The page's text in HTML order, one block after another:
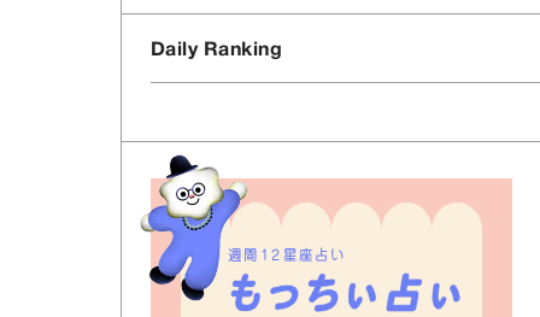
Daily Ranking
週間12星座占い